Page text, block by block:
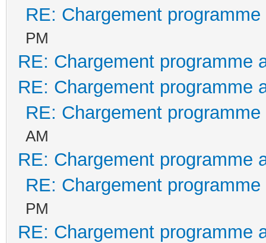
RE: Chargement
PM
RE: Chargement programme
RE: Chargement programme
RE: Chargement
AM
RE: Chargement programme
RE: Chargement
PM
RE: Chargement programme